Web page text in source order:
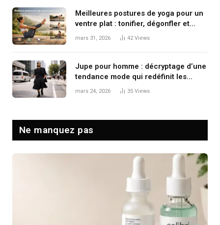
Meilleures postures de yoga pour un
ventre plat : tonifier, dégonfler et
renforcer en douceur
mars 31, 2026 42Views
Jupe pour homme : décryptage d’une
tendance mode qui redéfinit les
codes masculins
mars 24, 2026 35 Views
Ne manquez pas